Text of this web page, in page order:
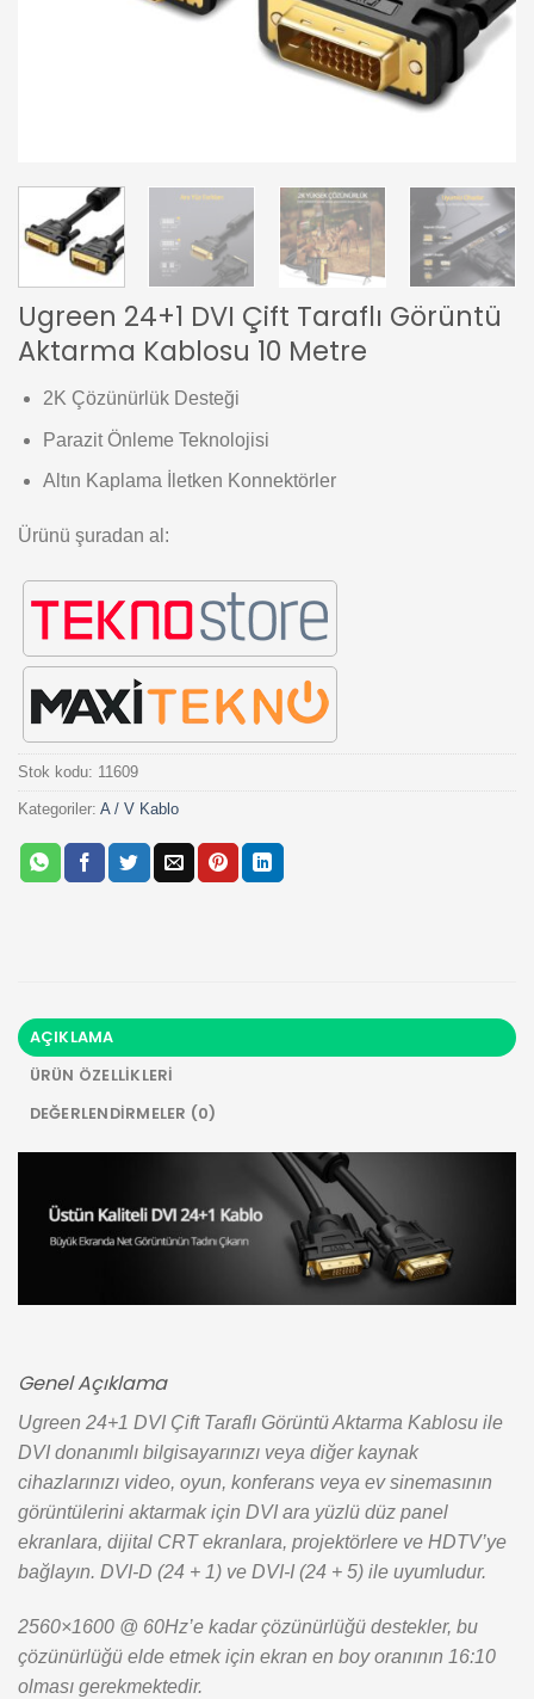
Ugreen 24+1 DVI Çift Taraflı Görüntü
Aktarma Kablosu 10 Metre
2K Çözünürlük Desteği
Parazit Önleme Teknolojisi
Altın Kaplama İletken Konnektörler
Ürünü şuradan al:
Stok kodu: 11609
Kategoriler: A / V Kablo
AÇIKLAMA
ÜRÜN ÖZELLIKLERI
DEĞERLENDIRMELER (0)
Genel Açıklama
Ugreen 24+1 DVI Çift Taraflı Görüntü Aktarma Kablosu ile
DVI donanımlı bilgisayarınızı veya diğer kaynak
cihazlarınızı video, oyun, konferans veya ev sinemasının
görüntülerini aktarmak için DVI ara yüzlü düz panel
ekranlara, dijital CRT ekranlara, projektörlere ve HDTV’ye
bağlayın. DVI-D (24 + 1) ve DVI-I (24 + 5) ile uyumludur.
2560×1600 @ 60Hz’e kadar çözünürlüğü destekler, bu
çözünürlüğü elde etmek için ekran en boy oranının 16:10
olması gerekmektedir.